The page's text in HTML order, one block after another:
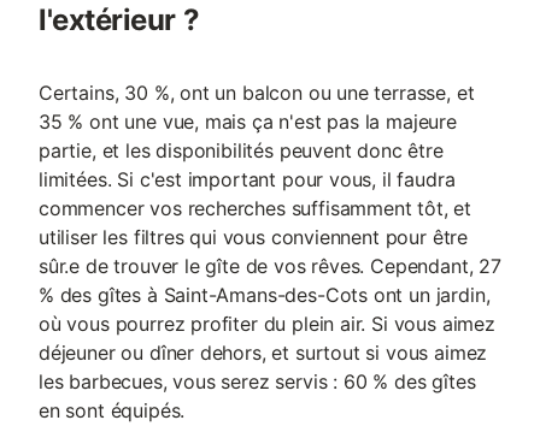
l'extérieur ?
Certains, 30 %, ont un balcon ou une terrasse, et
35 % ont une vue, mais ça n'est pas la majeure
partie, et les disponibilités peuvent donc être
limitées. Si c'est important pour vous, il faudra
commencer vos recherches suffisamment tôt, et
utiliser les filtres qui vous conviennent pour être
sûr.e de trouver le gîte de vos rêves. Cependant, 27
% des gîtes à Saint-Amans-des-Cots ont un jardin,
où vous pourrez profiter du plein air. Si vous aimez
déjeuner ou dîner dehors, et surtout si vous aimez
les barbecues, vous serez servis : 60 % des gîtes
en sont équipés.